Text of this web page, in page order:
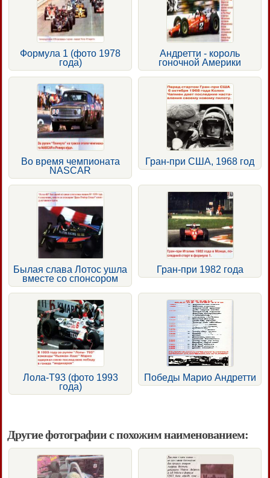
Формула 1 (фото 1978
года)
Андретти - король
гоночной Америки
Во время чемпионата
NASCAR
Гран-при США, 1968 год
Былая слава Лотос ушла
вместе со спонсором
Гран-при 1982 года
Лола-Т93 (фото 1993
года)
Победы Марио Андретти
Другие фотографии с похожим наименованием: